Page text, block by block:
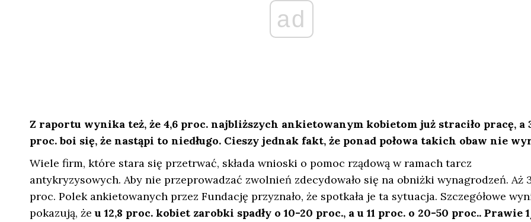
ad
Z raportu wynika też, że 4,6 proc. najbliższych ankietowanym kobietom już straciło pracę, a
proc. boi się, że nastąpi to niedługo. Cieszy jednak fakt, że ponad połowa takich obaw nie
Wiele firm, które stara się przetrwać, składa wnioski o pomoc rządową w ramach tarcz
antykryzysowych. Aby nie przeprowadzać zwolnień zdecydowało się na obniżki wynagrodzeń. Aż
proc. Polek ankietowanych przez Fundację przyznało, że spotkała je ta sytuacja. Szczegółowe
pokazują, żeu 12,8 proc. kobiet zarobki spadły o 10-20 proc., a u 11 proc. o 20-50 proc.. Prawie